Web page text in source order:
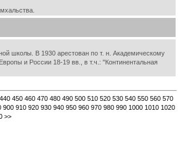
школы. В 1930 арестован по т. н. Академическому
и России 18-19 вв., в т.ч.: "Континентальная
440 450 460 470 480 490 500 510 520 530 540 550 560 570
900 910 920 930 940 950 960 970 980 990 1000 1010 1020
>>